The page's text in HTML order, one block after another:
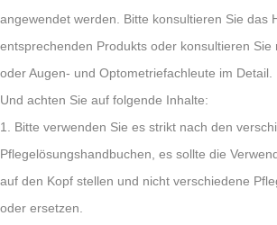
angewendet werden. Bitte konsultieren Sie das
entsprechenden Produkts oder konsultieren Sie
oder Augen- und Optometriefachleute im Detail.
Und achten Sie auf folgende Inhalte:
1. Bitte verwenden Sie es strikt nach den
Pflegelösungshandbuchen, es sollte die
auf den Kopf stellen und nicht verschiedene
oder ersetzen.